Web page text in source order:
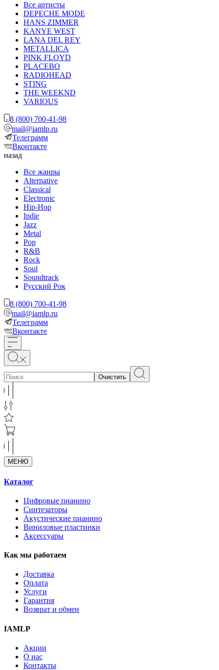
Все артисты
DEPECHE MODE
HANS ZIMMER
KANYE WEST
LANA DEL REY
METALLICA
PINK FLOYD
PLACEBO
RADIOHEAD
STING
THE WEEKND
VARIOUS
8 (800) 700-41-98
mail@iamlp.ru
Телеграмм
Вконтакте
назад
Все жанры
Alternative
Classical
Electronic
Hip-Hop
Indie
Jazz
Metal
Pop
R&B
Rock
Soul
Soundtrack
Русский Рок
8 (800) 700-41-98
mail@iamlp.ru
Телеграмм
Вконтакте
Очистить
МЕНЮ
Каталог
Цифровые пианино
Синтезаторы
Акустические пианино
Виниловые пластинки
Аксессуары
Как мы работаем
Доставка
Оплата
Услуги
Гарантия
Возврат и обмен
IAMLP
Акции
О нас
Контакты